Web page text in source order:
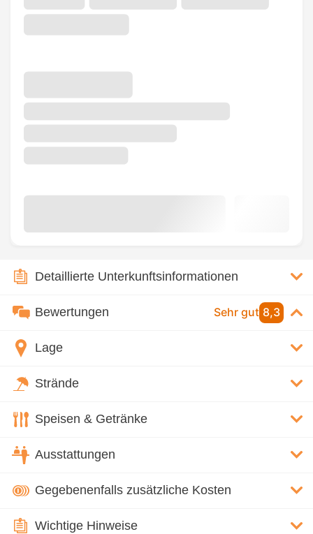
Detaillierte Unterkunftsinformationen
Bewertungen Sehr gut 8,3
Lage
Strände
Speisen & Getränke
Ausstattungen
Gegebenenfalls zusätzliche Kosten
Wichtige Hinweise